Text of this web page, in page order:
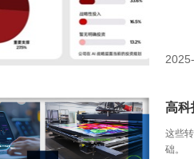
高科
这些
础。